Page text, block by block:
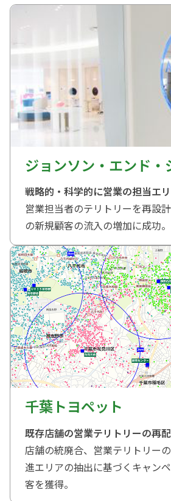
ジョンソン・エンド・
戦略的・科学的に営業の担当エ
営業担当者のテリトリーを再設
の新規顧客の流入の増加に成功。
千葉トヨペット
既存店舗の営業テリトリーの再
店舗の統廃合、営業テリトリー
進エリアの抽出に基づくキャン
客を獲得。